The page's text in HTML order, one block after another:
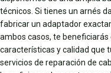
técnicos. Si tienes un arnés
fabricar un adaptador
ambos casos, te
características y calidad que
servicios de reparación de